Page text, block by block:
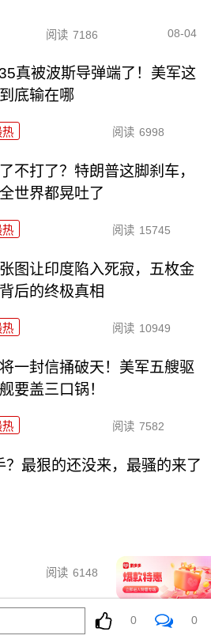
阅读 7186 08-04
真被波斯导弹端了！美军这
底输在哪
热 阅读 6998
不打了？特朗普这脚刹车，
世界都晃吐了
热 阅读 15745
图让印度陷入死寂，五枚金
后的终极真相
热 阅读 10949
将一封信捅破天！美军五艘驱
要盖三口锅！
热 阅读 7582
最狠的还没来，最骚的来了
阅读 6148 08-03
己埋了！恐怕一个都爬不出
0 0